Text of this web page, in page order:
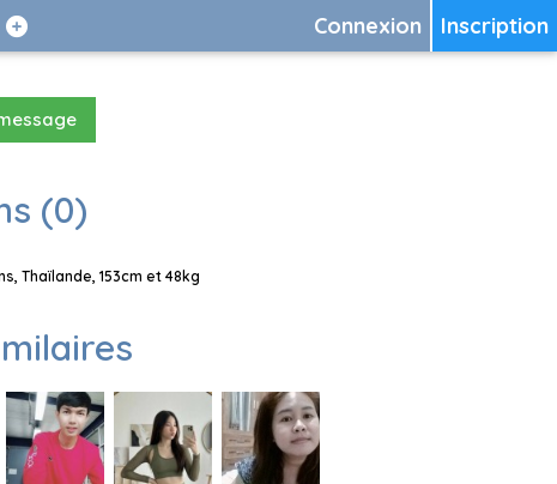
Inscription
Connexion
(0)
Thaïlande, 153cm et 48kg